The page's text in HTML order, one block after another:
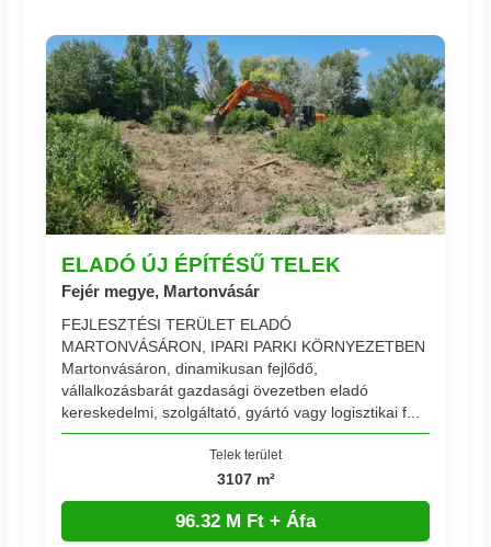
ELADÓ ÚJ ÉPÍTÉSŰ TELEK
Fejér megye, Martonvásár
FEJLESZTÉSI TERÜLET ELADÓ
MARTONVÁSÁRON, IPARI PARKI KÖRNYEZETBEN
Martonvásáron, dinamikusan fejlődő,
vállalkozásbarát gazdasági övezetben eladó
kereskedelmi, szolgáltató, gyártó vagy logisztikai f...
Telek terület
3107 m²
96.32 M Ft + Áfa